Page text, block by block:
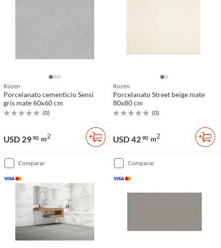
Rozen
Porcelanato cementicio Sensi
gris mate 60x60 cm
(0)
USD 2990 m2
Rozen
Porcelanato Street beige mate
80x80 cm
(0)
USD 4290 m2
comparar comparar